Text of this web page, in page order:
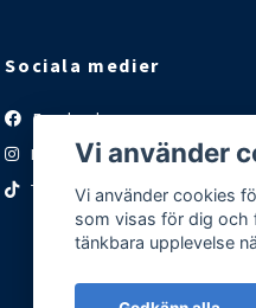
Sociala medier
Facebook
Instagram
TikTok
Vi använder
Vi använder cookies
som visas för dig och
tänkbara upplevelse